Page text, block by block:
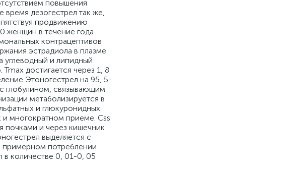
повышения
время дезогестрел так же,
продвижению
женщин в течение года
контрацептивов
эстрадиола в плазме
углеводный и липидный
достигается через 1, 8
Этоногестрел на 95, 5-
глобулином, связывающим
метаболизируется в
и глюкуронидных
многократном приеме. Css
почками и через кишечник
выделяется с
потреблении
в количестве 0, 01-0, 05